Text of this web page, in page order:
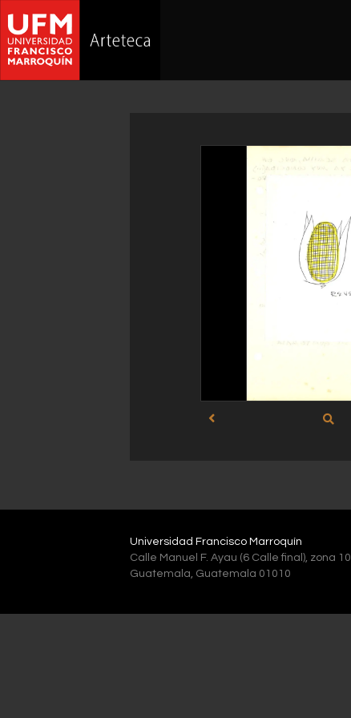
Universidad Francisco Marroquín
Calle Manuel F. Ayau (6 Calle final), zona 10
Guatemala, Guatemala 01010